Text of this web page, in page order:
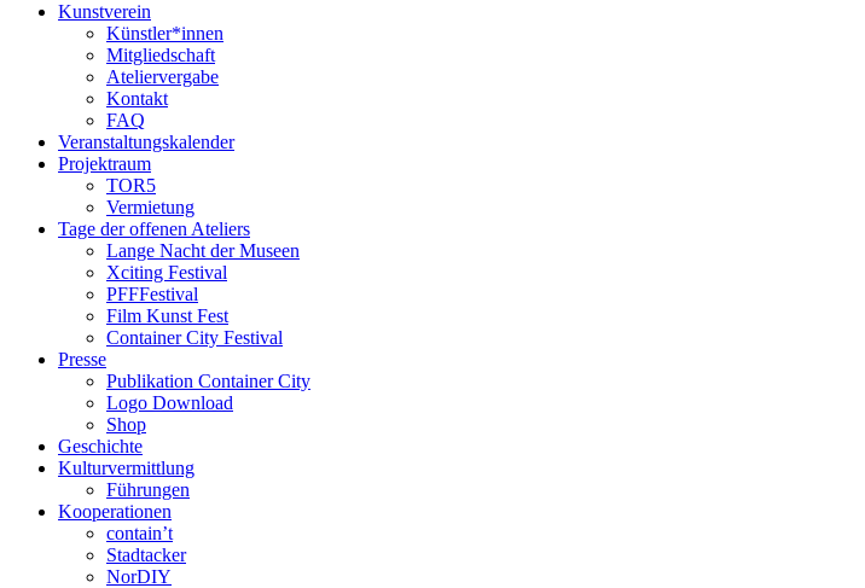
Kunstverein
Künstler*innen
Mitgliedschaft
Ateliervergabe
Kontakt
FAQ
Veranstaltungskalender
Projektraum
TOR5
Vermietung
Tage der offenen Ateliers
Lange Nacht der Museen
Xciting Festival
PFFFestival
Film Kunst Fest
Container City Festival
Presse
Publikation Container City
Logo Download
Shop
Geschichte
Kulturvermittlung
Führungen
Kooperationen
contain’t
Stadtacker
NorDIY